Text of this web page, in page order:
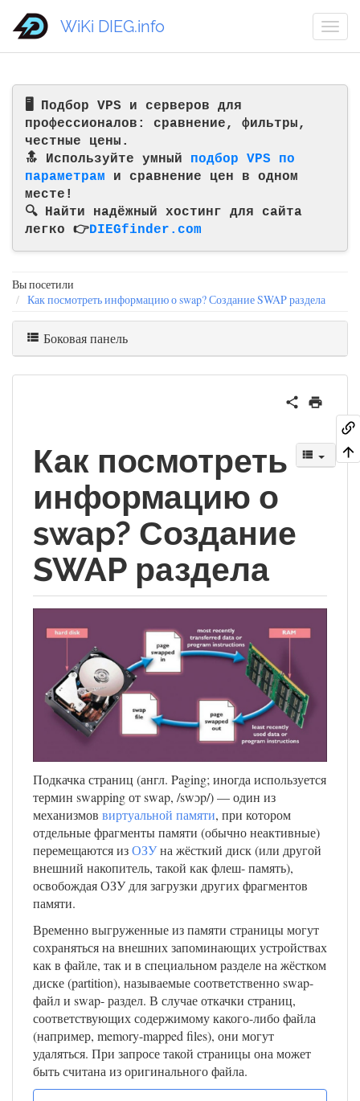
🖥️ Подбор VPS и серверов для
профессионалов: сравнение, фильтры,
честные цены.
🔝 Используйте умный подбор VPS по
параметрам и сравнение цен в одном
месте!
🔍 Найти надёжный хостинг для сайта
легко 👉DIEGfinder.com
WiKi DIEG.info
Вы посетили
Как посмотреть информацию о swap? Создание SWAP раздела
Боковая панель
Как посмотреть
информацию о
swap? Создание
SWAP раздела
Подкачка страниц (англ. Paging; иногда используется
термин swapping от swap, /swɔp/) — один из
механизмов виртуальной памяти, при котором
отдельные фрагменты памяти (обычно неактивные)
перемещаются изОЗУна жёсткий диск (или другой
внешний накопитель, такой как флеш- память),
освобождая ОЗУ для загрузки других фрагментов
памяти.
Временно выгруженные из памяти страницы могут
сохраняться на внешних запоминающих устройствах
как в файле, так и в специальном разделе на жёстком
диске (partition), называемые соответственно swap-
файл и swap- раздел. В случае откачки страниц,
соответствующих содержимому какого-либо файла
(например, memory-mapped files), они могут
удаляться. При запросе такой страницы она может
быть считана из оригинального файла.